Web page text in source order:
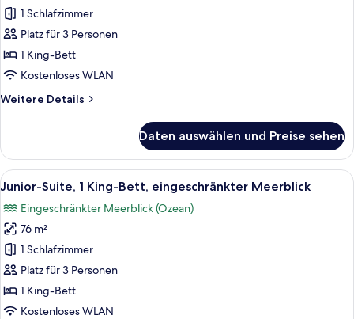
Suite,
1 King-
Bett,
Meerblick
1 Schlafzimmer
Platz für 3 Personen
1 King-Bett
Kostenloses WLAN
Weitere Details
Weitere
Suite,
1 King-
Bett,
Daten auswählen und Preise sehen
Alle
Fotos
für
Junior-
Suite,
1 King-
Bett,
eingeschränkter
Ein Hotelzimmer mit einem großen
7
Junior-Suite, 1 King-Bett, eingeschränkter Meerblick
Eingeschränkter Meerblick (Ozean)
76 m²
1 Schlafzimmer
Platz für 3 Personen
1 King-Bett
Kostenloses WLAN